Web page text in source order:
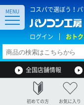
コスパで選ぼう！
ログイン おト
MENU
全国店舗情報
初めての方 お気に入り